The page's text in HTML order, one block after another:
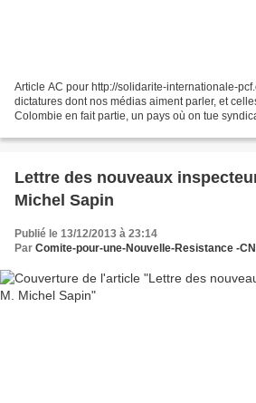
Article AC pour http://solidarite-internationale-
dictatures dont nos médias aiment parler, et
Colombie en fait partie, un pays où on tue
Lettre des nouveaux
Michel Sapin
Publié le 13/12/2013 à 23:14
Par Comite-pour-une-Nouvelle-Resistance -